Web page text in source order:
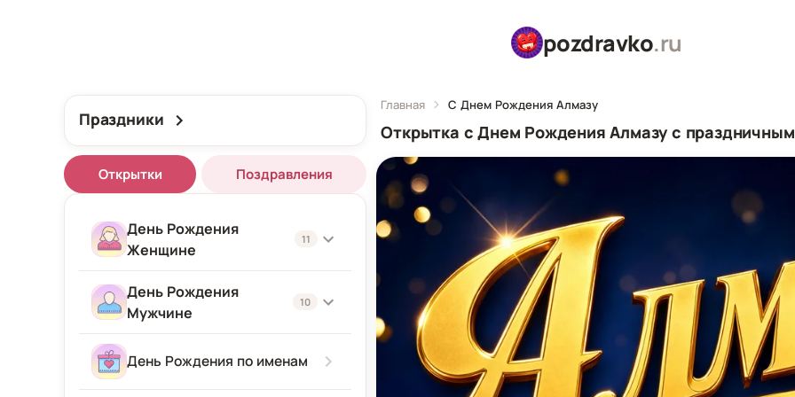
pozdravko.ru
Праздники
Открытки Поздравления
День Рождения
Женщине
11
Женщине
Подруге
Девушке
День Рождения
Мужчине
10
Мужчине
День Рождения по именам
Главная С Днем Рождения Алмазу
Открытка с Днем Рождения Алмазу с